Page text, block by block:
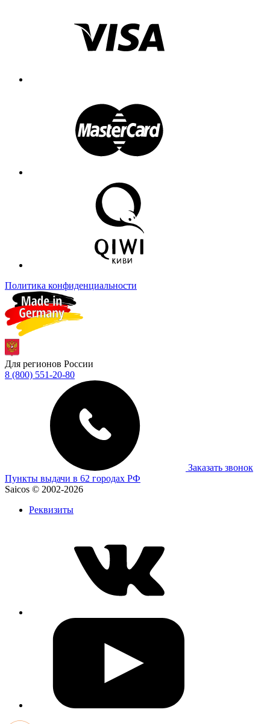
Политика конфиденциальности
Для регионов России
8 (800) 551-20-80
Заказать звонок
Пункты выдачи в 62 городах РФ
Saicos © 2002-2026
Реквизиты